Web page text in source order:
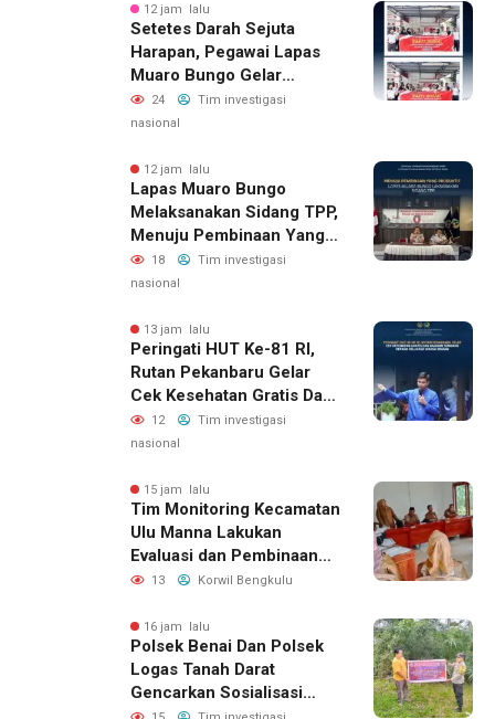
12 jam lalu
Setetes Darah Sejuta
Harapan, Pegawai Lapas
Muaro Bungo Gelar
Kegiatan Bakti Sosial
Donor Darah Dalam
Republik Indonesia Ke-81
24
Tim investigasi
nasional
12 jam lalu
Lapas Muaro Bungo
Melaksanakan Sidang TPP,
Menuju Pembinaan Yang
Produktif
18
Tim investigasi
nasional
13 jam lalu
Peringati HUT Ke-81 RI,
Rutan Pekanbaru Gelar
Cek Kesehatan Gratis Dan
Bagikan Sembako Kepada
Keluarga Warga Binaan
12
Tim investigasi
nasional
15 jam lalu
Tim Monitoring Kecamatan
Ulu Manna Lakukan
Evaluasi dan Pembinaan
APBDesa 2026 di Desa
13 Korwil Bengkulu
16 jam lalu
Polsek Benai Dan Polsek
Logas Tanah Darat
Gencarkan Sosialisasi